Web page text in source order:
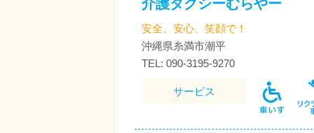
介護タクシーむらやー
安全、安心、笑顔で！
沖縄県糸満市潮平
TEL: 090-3195-9270
サービス